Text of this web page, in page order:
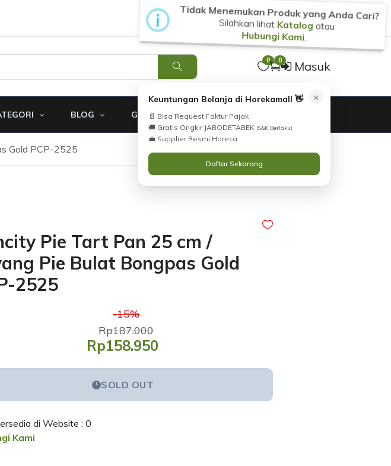
0 0 Masuk
×
Keuntungan Belanja di Horekamall 👋
📄 Bisa Request Faktur Pajak
🚚 Gratis Ongkir JABODETABEK (S&K Berlaku)
💼 Supplier Resmi Horeca
Daftar Sekarang
BLOG GARANSI
Gold PCP-2525
Pie Tart Pan 25 cm /
Pie Bulat Bongpas Gold
2525
-15%
Rp187.000
Rp158.950
SOLD OUT
di Website : 0
Kami
i
Tidak Menemukan Produk yang Anda Cari?
Silahkan lihat Katalog atau
Hubungi Kami.